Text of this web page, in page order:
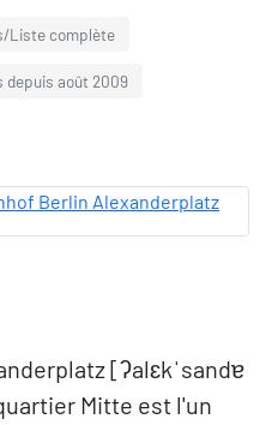
Liste complète
depuis août 2009
[ʔalɛkˈsandɐ
Mitte est l'un